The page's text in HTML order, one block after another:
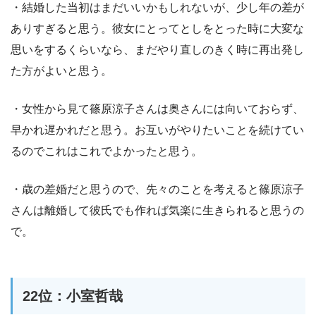
・結婚した当初はまだいいかもしれないが、少し年の差が
ありすぎると思う。彼女にとってとしをとった時に大変な
思いをするくらいなら、まだやり直しのきく時に再出発し
た方がよいと思う。
・女性から見て篠原涼子さんは奥さんには向いておらず、
早かれ遅かれだと思う。お互いがやりたいことを続けてい
るのでこれはこれでよかったと思う。
・歳の差婚だと思うので、先々のことを考えると篠原涼子
さんは離婚して彼氏でも作れば気楽に生きられると思うの
で。
22位：小室哲哉